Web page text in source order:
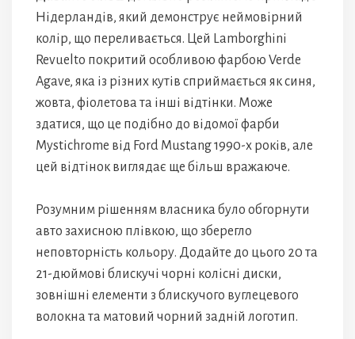
Нідерландів, який демонструє неймовірний
колір, що переливається. Цей Lamborghini
Revuelto покритий особливою фарбою Verde
Agave, яка із різних кутів сприймається як синя,
жовта, фіолетова та інші відтінки. Може
здатися, що це подібно до відомої фарби
Mystichrome від Ford Mustang 1990-х років, але
цей відтінок виглядає ще більш вражаюче.
Розумним рішенням власника було обгорнути
авто захисною плівкою, що зберегло
неповторність кольору. Додайте до цього 20 та
21-дюймові блискучі чорні колісні диски,
зовнішні елементи з блискучого вуглецевого
волокна та матовий чорний задній логотип.